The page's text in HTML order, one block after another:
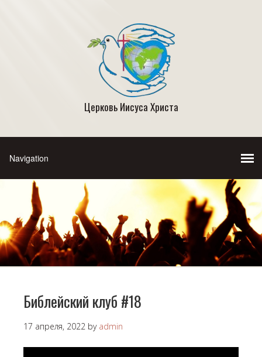
Церковь Иисуса Христа
Библейский клуб #18
17 апреля, 2022 by admin